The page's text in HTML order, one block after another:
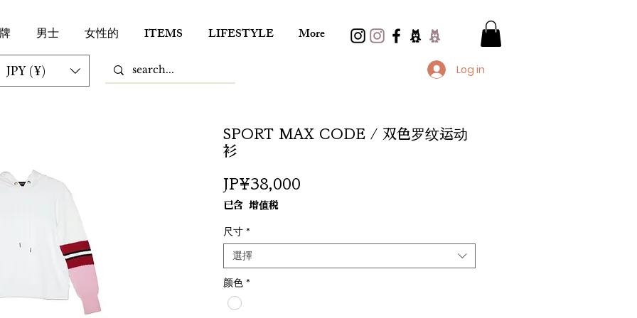
男士 女性的 ITEMS LIFESTYLE More
JPY (¥) Log in
SPORT MAX CODE / 双色罗纹运动
衫
JP¥38,000
已含 增值税
尺寸 *
選擇
颜色 *